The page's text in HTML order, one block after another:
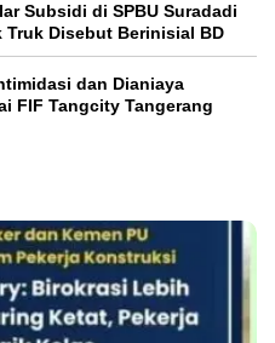
Subsidi di SPBU Suradadi
Truk Disebut Berinisial BD
dan Dianiaya
FIF Tangcity Tangerang